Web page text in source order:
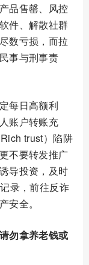
品售罄、风控
件、解散社群
数亏损，而拉
事与刑事责
每日高额利
账户转账充
trust）陷阱
不要转发推广
导投资，及时
录，前往反诈
安全。
勿拿养老钱或